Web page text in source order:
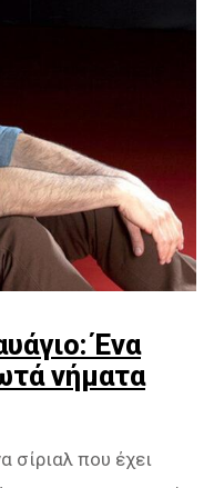
Ένα
νήματα
σίριαλ που έχει